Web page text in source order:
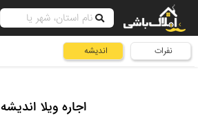
نفرات اندیشه
اجاره ویلا اندیشه